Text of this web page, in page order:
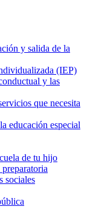
y salida de la
(IEP)
y las
que necesita
educación especial
de tu hijo
preparatoria
sociales